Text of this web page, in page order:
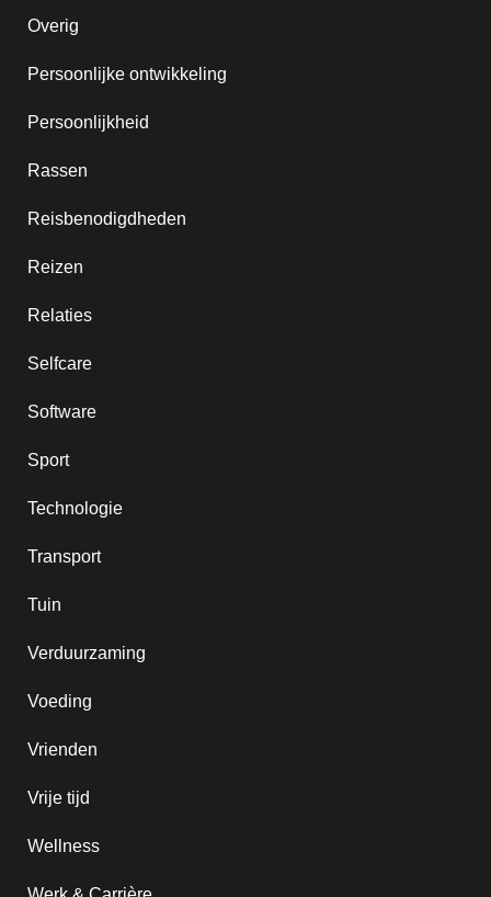
Overig
Persoonlijke ontwikkeling
Persoonlijkheid
Rassen
Reisbenodigdheden
Reizen
Relaties
Selfcare
Software
Sport
Technologie
Transport
Tuin
Verduurzaming
Voeding
Vrienden
Vrije tijd
Wellness